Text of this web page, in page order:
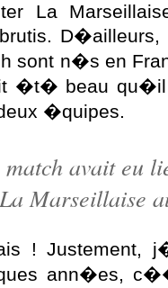
La
D�ailleurs,
sont n�s en
�t� beau qu�il
�quipes.
avait eu
! Justement,
ann�es,